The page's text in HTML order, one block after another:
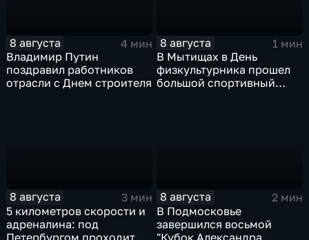
8 августа
4 мин
Владимир Путин
поздравил работников
отрасли с Днем строителя
8 августа
1 мин
В Мытищах в День
физкультурника прошел
большой спортивный
8 августа
3 мин
5 километров скорости и
адреналина: под
Петербургом проходит
8 августа
2 мин
В Подмосковье
завершился восьмой
"Кубок Александра